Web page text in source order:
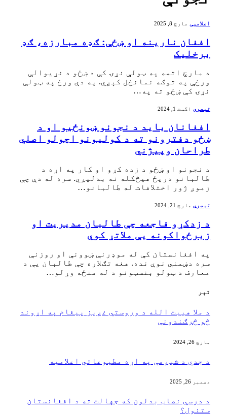
اعلامیې مارچ 8, 2025
‏افغان نارینه او ښځې: ګډه مبارزه، ګډ
برخليک
‏د مارچ اتمه په ټولې نړۍ کې د ښځو د نړیوالې
ورځې په توګه نمانځل کېږي. په دې ورځ په ټولې
نړۍ کې ښځو ته په…
تبصرې اگست 1, 2024
‏افغانان باید د نجونو ښونځیو او د
ښځو دفترونو ته د کولپونو اچولو اصلي
طراحان وپيژني
‏د نجونو او ښځو د زده کړو او کار په اړه د
طالبانو دریځ هیڅکله نه بدلیږي. سره له دې چې
زموږ ژور اختلافات له طالبانو…
تبصرې مارچ 21, 2024
د زدکړو فاجعه چې طالبان مدیریت او
زبرځواکونه یې ملاتړ کوي
په افغانستان کې له موډرنې ښوونې او روزنې
سره دښمني نوې نده. هغه تګلاره چې طالبان یې د
معارف د ټولو بنسټونو د له منځه وړلو…
تېر
د ملا هیبت الله د وروستي غږیز پیغام په اړوند
څو څرګندونې
مارچ 26, 2024
د جدي د شپږمې په اړه مطبوعاتي اعلامیه
دسمبر 26, 2025
د درسي نصاب بدلون که جهالت ته د افغانستان
ستنول؟